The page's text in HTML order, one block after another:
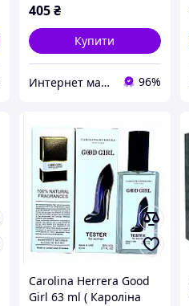
405 ₴
Купити
Интернет магазин "Aroma Glamour" 96%
Carolina Herrera Good
Girl 63 ml ( Кароліна